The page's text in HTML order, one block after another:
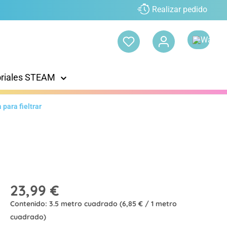
Realizar pedido
STEAM
para fieltrar
23,99 €
Contenido: 3.5 metro cuadrado (6,85 € / 1 metro
cuadrado)